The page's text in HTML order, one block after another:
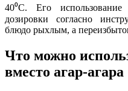
40⁰С. Его использование
дозировки согласно
блюдо рыхлым, а
Что можно
вместо агар-агара